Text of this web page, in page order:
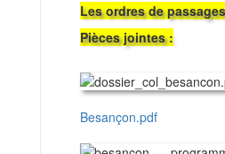
Les ordres de
Pièces jointes :
Besançon.pdf